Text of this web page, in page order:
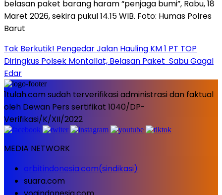
Tak Berkutik! Pengedar Jalan Hauling KM 1 PT TOP
Diringkus Polsek Montallat, Belasan Paket Sabu Gagal
Edar
1tulah.com sudah terverifikasi administrasi dan faktual
oleh Dewan Pers sertifikat 1040/DP-
Verifikasi/K/XII/2022
MEDIA NETWORK
orbitindonesia.com(sindikasi)
suara.com